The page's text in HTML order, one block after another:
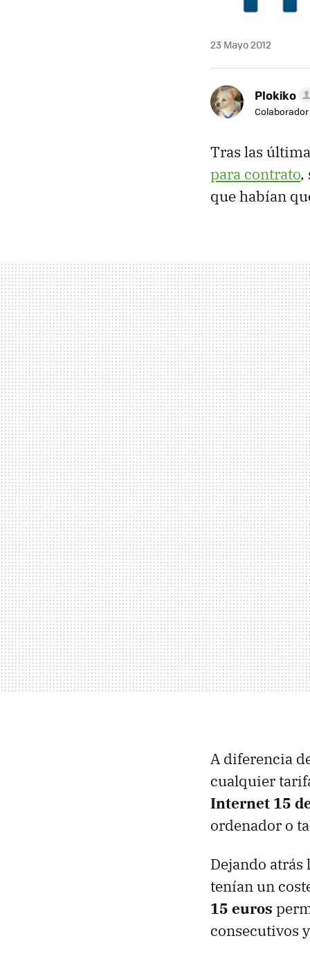
23 Mayo 2012
Plokiko
Colaborador
Tras las
para contrato,
que habían
A diferencia
cualquier
Internet 15
ordenador o
Dejando atrás
tenían un
15 euros
consecutivos